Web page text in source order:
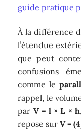
guide pratique
À la différence
l’étendue
que peut
confusions
comme le
rappel, le
par V = l × L × h
repose surV =